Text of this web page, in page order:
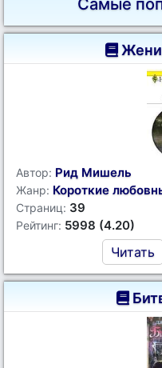
Самые
Автор: Рид Мишель
Жанр: Короткие
Страниц: 39
Рейтинг: 5998 (4.20)
Читать